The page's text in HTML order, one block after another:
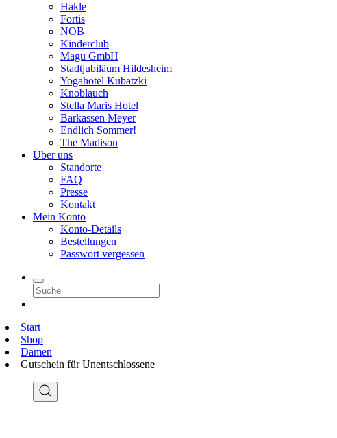
Hakle
Fortis
NOB
Kinderclub
Magu GmbH
Stadtjubiläum Hildesheim
Yogahotel Kubatzki
Knoblauch
Stella Maris Hotel
Barkassen Meyer
Endlich Sommer!
The Madison
Über uns
Standorte
FAQ
Presse
Kontakt
Mein Konto
Konto-Details
Bestellungen
Passwort vergessen
Start
Shop
Damen
Gutschein für Unentschlossene